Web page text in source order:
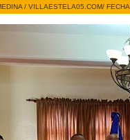
/ VILLAESTELA05.COM/ FECHA